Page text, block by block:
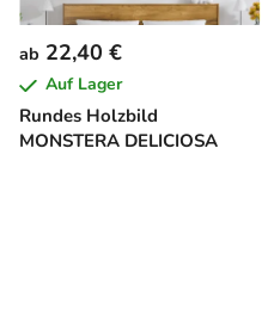
Rundes Holzbild
MONSTERA DELICIOSA
ab 22,40 €
Auf Lager